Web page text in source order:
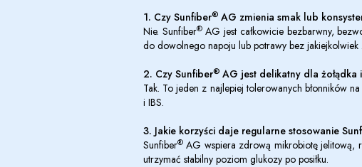
1. Czy Sunfiber® AG zmienia smak lub
Nie. Sunfiber®AG jest całkowicie bezbarwny,
do dowolnego napoju lub potrawy bez
2. Czy Sunfiber® AG jest delikatny dla żołądka
Tak. To jeden z najlepiej tolerowanych błonników
i IBS.
3. Jakie korzyści daje regularne stosowanie
Sunfiber® AG wspiera zdrową mikrobiotę jelitową,
utrzymać stabilny poziom glukozy po posiłku.